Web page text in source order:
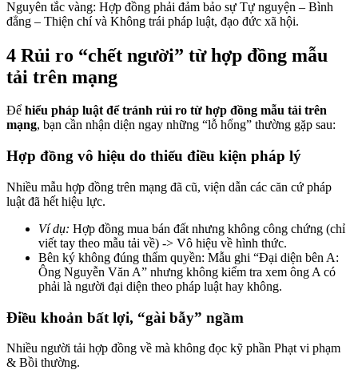
Nguyên tắc vàng: Hợp đồng phải đảm bảo sự Tự nguyện – Bình
đẳng – Thiện chí và Không trái pháp luật, đạo đức xã hội.
4 Rủi ro “chết người” từ hợp đồng mẫu
tải trên mạng
Để hiểu pháp luật để tránh rủi ro từ hợp đồng mẫu tải trên
mạng, bạn cần nhận diện ngay những “lỗ hổng” thường gặp sau:
Hợp đồng vô hiệu do thiếu điều kiện pháp lý
Nhiều mẫu hợp đồng trên mạng đã cũ, viện dẫn các căn cứ pháp
luật đã hết hiệu lực.
Ví dụ: Hợp đồng mua bán đất nhưng không công chứng (chỉ
viết tay theo mẫu tải về) -> Vô hiệu về hình thức.
Bên ký không đúng thẩm quyền: Mẫu ghi “Đại diện bên A:
Ông Nguyễn Văn A” nhưng không kiểm tra xem ông A có
phải là người đại diện theo pháp luật hay không.
Điều khoản bất lợi, “gài bẫy” ngầm
Nhiều người tải hợp đồng về mà không đọc kỹ phần Phạt vi phạm
& Bồi thường.